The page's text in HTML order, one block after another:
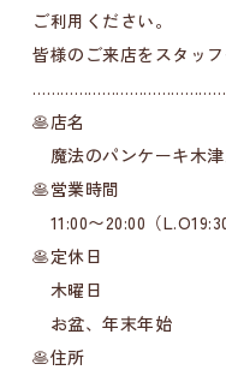
ご利用ください。
皆様のご来店をスタッ
🥞店名
魔法のパンケーキ木
🥞営業時間
11:00〜20:00（L.O19:30
🥞定休日
木曜日
お盆、年末年始
🥞住所